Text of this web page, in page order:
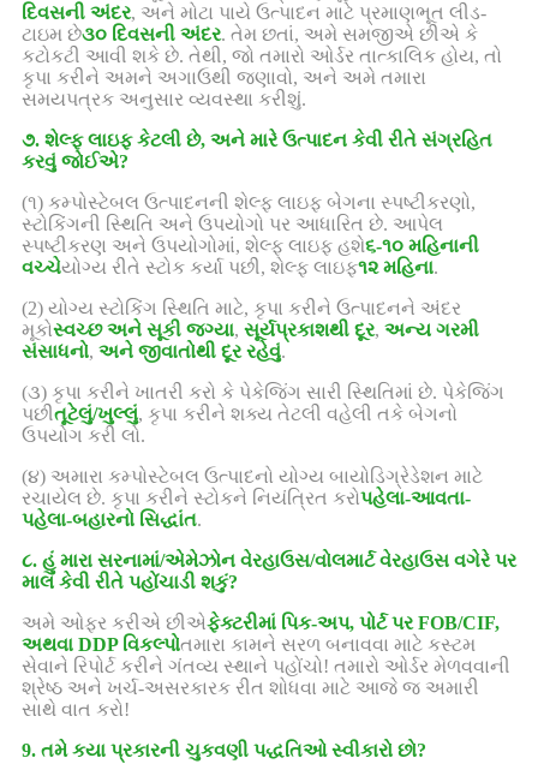
દિવસની અંદર, અને મોટા પાયે ઉત્પાદન માટે પ્રમાણભૂત લીડ-
ટાઇમ છે૩૦ દિવસની અંદર. તેમ છતાં, અમે સમજીએ છીએ કે
કટોકટી આવી શકે છે. તેથી, જો તમારો ઓર્ડર તાત્કાલિક હોય, તો
કૃપા કરીને અમને અગાઉથી જણાવો, અને અમે તમારા
સમયપત્રક અનુસાર વ્યવસ્થા કરીશું.
૭. શેલ્ફ લાઇફ કેટલી છે, અને મારે ઉત્પાદન કેવી રીતે સંગ્રહિત
કરવું જોઈએ?
(૧) કમ્પોસ્ટેબલ ઉત્પાદનની શેલ્ફ લાઇફ બેગના સ્પષ્ટીકરણો,
સ્ટોકિંગની સ્થિતિ અને ઉપયોગો પર આધારિત છે. આપેલ
સ્પષ્ટીકરણ અને ઉપયોગોમાં, શેલ્ફ લાઇફ હશે૬-૧૦ મહિનાની
વચ્ચેયોગ્ય રીતે સ્ટોક કર્યા પછી, શેલ્ફ લાઇફ૧૨ મહિના.
(2) યોગ્ય સ્ટોકિંગ સ્થિતિ માટે, કૃપા કરીને ઉત્પાદનને અંદર
મૂકોસ્વચ્છ અને સૂકી જગ્યા, સૂર્યપ્રકાશથી દૂર, અન્ય ગરમી
સંસાધનો, અને જીવાતોથી દૂર રહેવું.
(૩) કૃપા કરીને ખાતરી કરો કે પેકેજિંગ સારી સ્થિતિમાં છે. પેકેજિંગ
પછીતૂટેલું/ખુલ્લું, કૃપા કરીને શક્ય તેટલી વહેલી તકે બેગનો
ઉપયોગ કરી લો.
(૪) અમારા કમ્પોસ્ટેબલ ઉત્પાદનો યોગ્ય બાયોડિગ્રેડેશન માટે
રચાયેલ છે. કૃપા કરીને સ્ટોકને નિયંત્રિત કરોપહેલા-આવતા-
પહેલા-બહારનો સિદ્ધાંત.
૮. હું મારા સરનામાં/એમેઝોન વેરહાઉસ/વોલમાર્ટ વેરહાઉસ વગેરે પર
માલ કેવી રીતે પહોંચાડી શકું?
અમે ઓફર કરીએ છીએફેક્ટરીમાં પિક-અપ, પોર્ટ પર FOB/CIF,
અથવા DDP વિકલ્પોતમારા કામને સરળ બનાવવા માટે કસ્ટમ
સેવાને રિપોર્ટ કરીને ગંતવ્ય સ્થાને પહોંચો! તમારો ઓર્ડર મેળવવાની
શ્રેષ્ઠ અને ખર્ચ-અસરકારક રીત શોધવા માટે આજે જ અમારી
સાથે વાત કરો!
9. તમે કયા પ્રકારની ચુકવણી પદ્ધતિઓ સ્વીકારો છો?